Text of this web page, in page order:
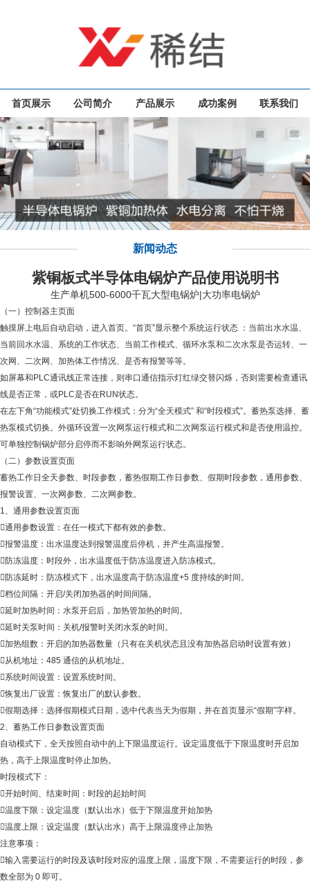
首页展示 公司简介 产品展示 成功案例 联系我们
新闻动态
​紫铜板式半导体电锅炉产品使用说明书
生产单机500-6000千瓦大型电锅炉|大功率电锅炉
（一）控制器主页面
触摸屏上电后自动启动，进入首页。“首页”显示整个系统运行状态 ：当前出水水温、
当前回水水温、系统的工作状态、当前工作模式、循环水泵和二次水泵是否运转、一
次网、二次网、加热体工作情况、是否有报警等等。
如屏幕和PLC通讯线正常连接，则串口通信指示灯红绿交替闪烁，否则需要检查通讯
线是否正常，或PLC是否在RUN状态。
在左下角“功能模式”处切换工作模式：分为“全天模式” 和“时段模式”。蓄热泵选择、蓄
热泵模式切换。外循环设置一次网泵运行模式和二次网泵运行模式和是否使用温控。
可单独控制锅炉部分启停而不影响外网泵运行状态。
（二）参数设置页面
蓄热工作日全天参数、时段参数，蓄热假期工作日参数、假期时段参数，通用参数、
报警设置、一次网参数、二次网参数。
1、通用参数设置页面
通用参数设置：在任一模式下都有效的参数。
报警温度：出水温度达到报警温度后停机，并产生高温报警。
防冻温度：时段外，出水温度低于防冻温度进入防冻模式。
防冻延时：防冻模式下，出水温度高于防冻温度+5 度持续的时间。
档位间隔：开启/关闭加热器的时间间隔。
延时加热时间：水泵开启后，加热管加热的时间。
延时关泵时间：关机/报警时关闭水泵的时间。
加热组数：开启的加热器数量（只有在关机状态且没有加热器启动时设置有效）
从机地址：485 通信的从机地址。
系统时间设置：设置系统时间。
恢复出厂设置：恢复出厂的默认参数。
假期选择：选择假期模式日期，选中代表当天为假期，并在首页显示“假期”字样。
2、蓄热工作日参数设置页面
自动模式下，全天按照自动中的上下限温度运行。设定温度低于下限温度时开启加
热，高于上限温度时停止加热。
时段模式下：
开始时间、结束时间：时段的起始时间
温度下限：设定温度（默认出水）低于下限温度开始加热
温度上限：设定温度（默认出水）高于上限温度停止加热
注意事项：
输入需要运行的时段及该时段对应的温度上限，温度下限，不需要运行的时段，参
数全部为 0 即可。